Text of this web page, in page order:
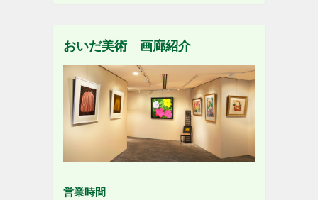
おいだ美術 画廊紹介
営業時間